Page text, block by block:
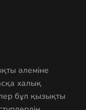
әлеміне
халық
бұл қызықты